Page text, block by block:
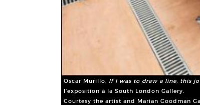
Oscar Murillo,
If I was to draw a line, this
l’exposition à la South London Gallery.
Courtesy the artist and Marian Goodman